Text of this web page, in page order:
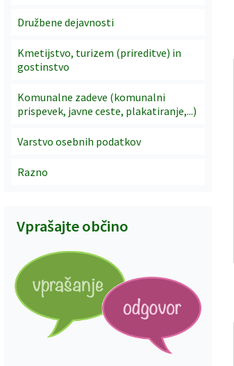
Družbene dejavnosti
Kmetijstvo, turizem (prireditve) in
gostinstvo
Komunalne zadeve (komunalni
prispevek, javne ceste, plakatiranje,...)
Varstvo osebnih podatkov
Razno
Vprašajte občino